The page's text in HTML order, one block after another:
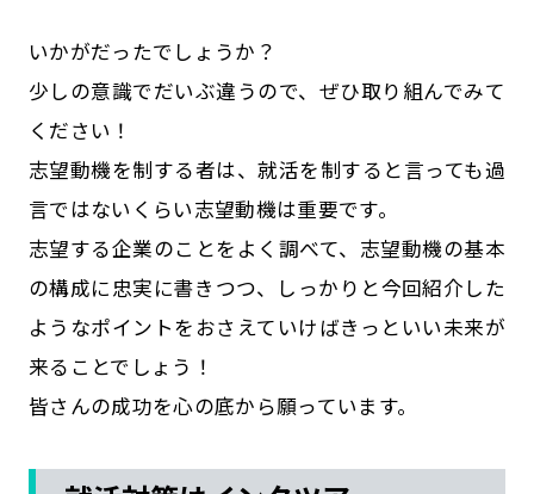
いかがだったでしょうか？
少しの意識でだいぶ違うので、ぜひ取り組んでみて
ください！
志望動機を制する者は、就活を制すると言っても過
言ではないくらい志望動機は重要です。
志望する企業のことをよく調べて、志望動機の基本
の構成に忠実に書きつつ、しっかりと今回紹介した
ようなポイントをおさえていけばきっといい未来が
来ることでしょう！
皆さんの成功を心の底から願っています。